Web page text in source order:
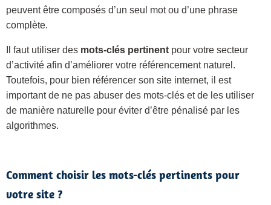
peuvent être composés d’un seul mot ou d’une phrase
complète.
Il faut utiliser des mots-clés pertinent pour votre secteur
d’activité afin d’améliorer votre référencement naturel.
Toutefois, pour bien référencer son site internet, il est
important de ne pas abuser des mots-clés et de les utiliser
de manière naturelle pour éviter d’être pénalisé par les
algorithmes.
Comment choisir les mots-clés pertinents pour
votre site ?